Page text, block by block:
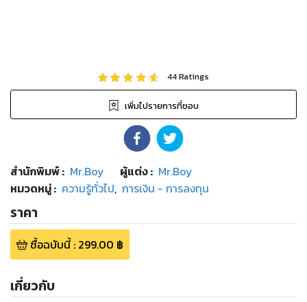
44Ratings
เพิ่มไปรายการที่ชอบ
สำนักพิมพ์: Mr.Boy ผู้แต่ง : Mr.Boy
หมวดหมู่: ความรู้ทั่วไป, การเงิน - การลงทุน
ราคา
ซื้อฉบับนี้: 299.00 ฿
เกี่ยวกับ